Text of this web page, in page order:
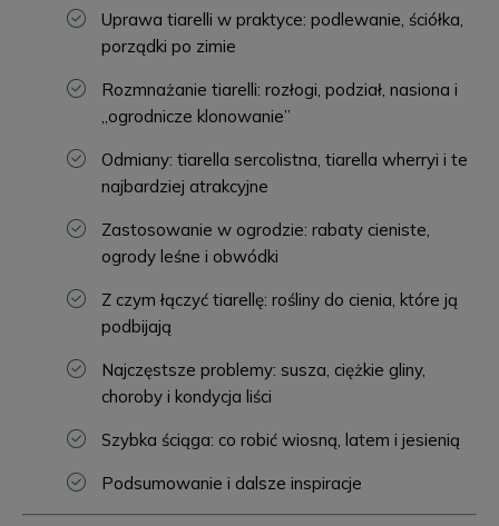
Uprawa tiarelli w praktyce: podlewanie, ściółka,
porządki po zimie
Rozmnażanie tiarelli: rozłogi, podział, nasiona i
„ogrodnicze klonowanie”
Odmiany: tiarella sercolistna, tiarella wherryi i te
najbardziej atrakcyjne
Zastosowanie w ogrodzie: rabaty cieniste,
ogrody leśne i obwódki
Z czym łączyć tiarellę: rośliny do cienia, które ją
podbijają
Najczęstsze problemy: susza, ciężkie gliny,
choroby i kondycja liści
Szybka ściąga: co robić wiosną, latem i jesienią
Podsumowanie i dalsze inspiracje